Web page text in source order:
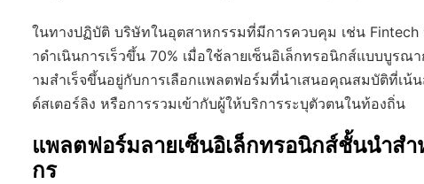
ในทางปฏิบัติ บริษัทในอุตสาหกรรมที่มีการควบคุม เช่น Fintech
าดำเนินการเร็วขึ้น 70% เมื่อใช้ลายเซ็นอิเล็กทรอนิกส์แบบบูร
ามสำเร็จขึ้นอยู่กับการเลือกแพลตฟอร์มที่นำเสนอคุณสมบัติที่เน้
ด์สเตอร์ลิง หรือการรวมเข้ากับผู้ให้บริการระบุตัวตนในท้องถิ่น
แพลตฟอร์มลายเซ็นอิเล็กทรอนิกส์ชั้นนำส
กร